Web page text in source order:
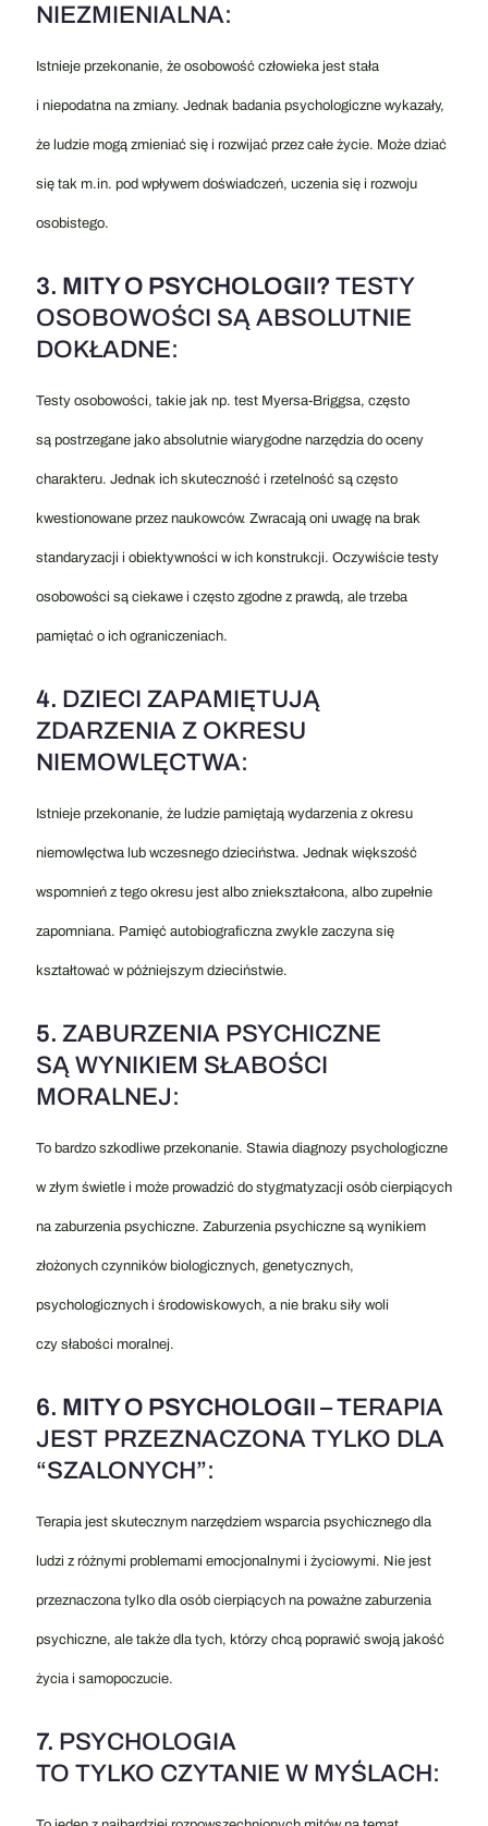
NIEZMIENIALNA:
Istnieje przekonanie, że osobowość człowieka jest stała
i niepodatna na zmiany. Jednak badania psychologiczne wykazały,
że ludzie mogą zmieniać się i rozwijać przez całe życie. Może dziać
się tak m.in. pod wpływem doświadczeń, uczenia się i rozwoju
osobistego.
3. MITY O PSYCHOLOGII? TESTY
OSOBOWOŚCI SĄ ABSOLUTNIE
DOKŁADNE:
Testy osobowości, takie jak np. test Myersa-Briggsa, często
są postrzegane jako absolutnie wiarygodne narzędzia do oceny
charakteru. Jednak ich skuteczność i rzetelność są często
kwestionowane przez naukowców. Zwracają oni uwagę na brak
standaryzacji i obiektywności w ich konstrukcji. Oczywiście testy
osobowości są ciekawe i często zgodne z prawdą, ale trzeba
pamiętać o ich ograniczeniach.
4. DZIECI ZAPAMIĘTUJĄ
ZDARZENIA Z OKRESU
NIEMOWLĘCTWA:
Istnieje przekonanie, że ludzie pamiętają wydarzenia z okresu
niemowlęctwa lub wczesnego dzieciństwa. Jednak większość
wspomnień z tego okresu jest albo zniekształcona, albo zupełnie
zapomniana. Pamięć autobiograficzna zwykle zaczyna się
kształtować w późniejszym dzieciństwie.
5. ZABURZENIA PSYCHICZNE
SĄ WYNIKIEM SŁABOŚCI
MORALNEJ:
To bardzo szkodliwe przekonanie. Stawia diagnozy psychologiczne
w złym świetle i może prowadzić do stygmatyzacji osób cierpiących
na zaburzenia psychiczne. Zaburzenia psychiczne są wynikiem
złożonych czynników biologicznych, genetycznych,
psychologicznych i środowiskowych, a nie braku siły woli
czy słabości moralnej.
6. MITY O PSYCHOLOGII – TERAPIA
JEST PRZEZNACZONA TYLKO DLA
“SZALONYCH”:
Terapia jest skutecznym narzędziem wsparcia psychicznego dla
ludzi z różnymi problemami emocjonalnymi i życiowymi. Nie jest
przeznaczona tylko dla osób cierpiących na poważne zaburzenia
psychiczne, ale także dla tych, którzy chcą poprawić swoją jakość
życia i samopoczucie.
7. PSYCHOLOGIA
TO TYLKO CZYTANIE W MYŚLACH: